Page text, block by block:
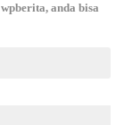
anda bisa